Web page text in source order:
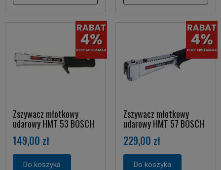
Zszywacz młotkowy
udarowy HMT 53 BOSCH
149,00 zł
Do koszyka
Zszywacz młotkowy
udarowy HMT 57 BOSCH
229,00 zł
Do koszyka